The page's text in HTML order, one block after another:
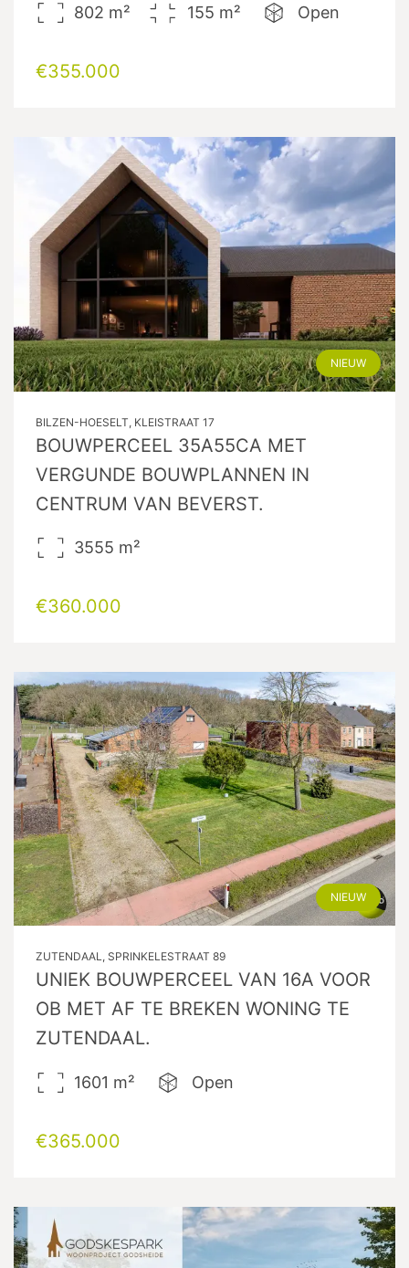
802 m² 155 m² Open
€355.000
NIEUW
BILZEN-HOESELT, KLEISTRAAT 17
BOUWPERCEEL 35A55CA MET
VERGUNDE BOUWPLANNEN IN
CENTRUM VAN BEVERST.
3555 m²
€360.000
NIEUW
ZUTENDAAL, SPRINKELESTRAAT 89
UNIEK BOUWPERCEEL VAN 16A VOOR
OB MET AF TE BREKEN WONING TE
ZUTENDAAL.
1601 m² Open
€365.000